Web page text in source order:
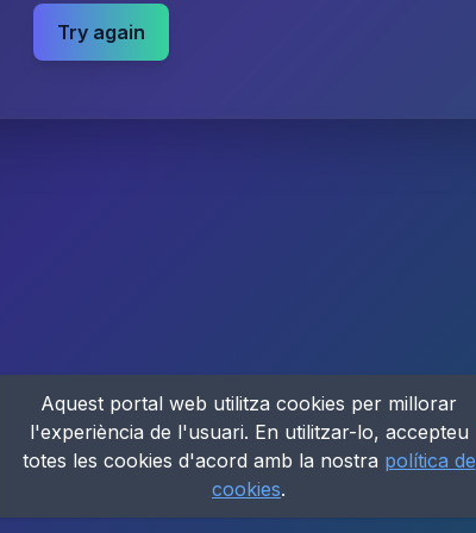
Try again
Aquest portal web utilitza cookies per millorar
l'experiència de l'usuari. En utilitzar-lo, accepteu
totes les cookies d'acord amb la nostra política de
cookies.